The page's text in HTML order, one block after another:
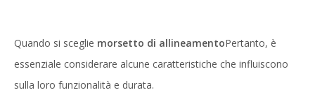
Quando si sceglie morsetto di allineamentoPertanto, è
essenziale considerare alcune caratteristiche che influiscono
sulla loro funzionalità e durata.